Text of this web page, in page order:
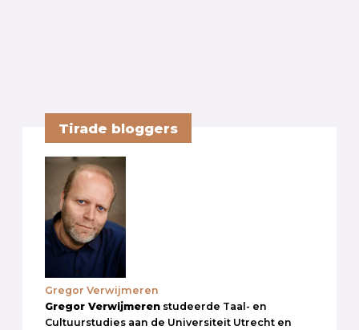
Tirade bloggers
Gregor Verwijmeren
Gregor Verwijmeren studeerde Taal- en
Cultuurstudies aan de Universiteit Utrecht en